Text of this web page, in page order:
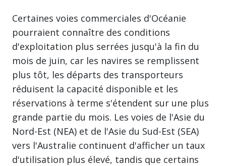
Certaines voies commerciales d'Océanie
pourraient connaître des conditions
d'exploitation plus serrées jusqu'à la fin du
mois de juin, car les navires se remplissent
plus tôt, les départs des transporteurs
réduisent la capacité disponible et les
réservations à terme s'étendent sur une plus
grande partie du mois. Les voies de l'Asie du
Nord-Est (NEA) et de l'Asie du Sud-Est (SEA)
vers l'Australie continuent d'afficher un taux
d'utilisation plus élevé, tandis que certains